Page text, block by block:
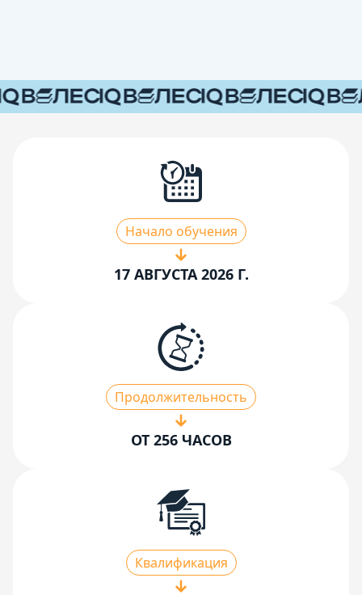
Начало обучения
17 АВГУСТА 2026 Г.
Продолжительность
ОТ 256 ЧАСОВ
Квалификация